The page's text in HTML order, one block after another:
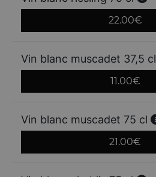
22.00€
Vin blanc muscadet 37,5 cl
11.00€
Vin blanc muscadet 75 cl
21.00€